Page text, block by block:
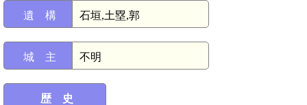
遺 構 石垣,土塁,郭
城 主 不明
歴 史